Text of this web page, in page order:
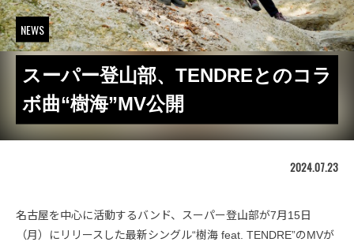
NEWS
スーパー登山部、TENDREとのコラ
ボ曲“樹海”MV公開
2024.07.23
名古屋を中心に活動するバンド、スーパー登山部が7月15日
（月）にリリースした最新シングル“樹海 feat. TENDRE”のMVが